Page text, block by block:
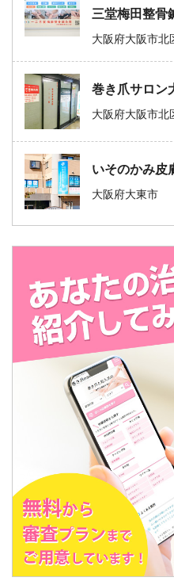
三堂梅田整骨
大阪府大阪市北
巻き爪サロン
大阪府大阪市北
いそのかみ皮
大阪府大東市